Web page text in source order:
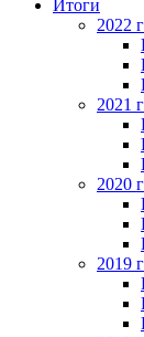
Итоги
2022
2021
2020
2019